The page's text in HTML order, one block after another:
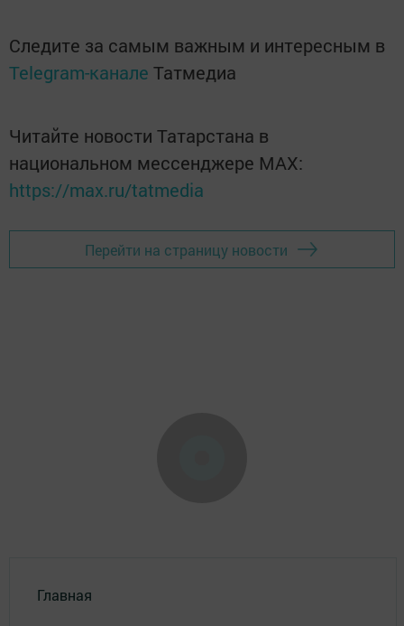
Следите за самым важным и интересным в
Telegram-канале Татмедиа
Читайте новости Татарстана в
национальном мессенджере MАХ:
https://max.ru/tatmedia
Перейти на страницу новости
Главная